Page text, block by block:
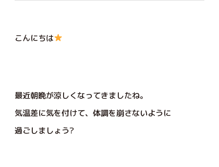
こんにちは
最近朝晩が涼しくなってきましたね。
気温差に気を付けて、体調を崩さないように
過ごしましょう?